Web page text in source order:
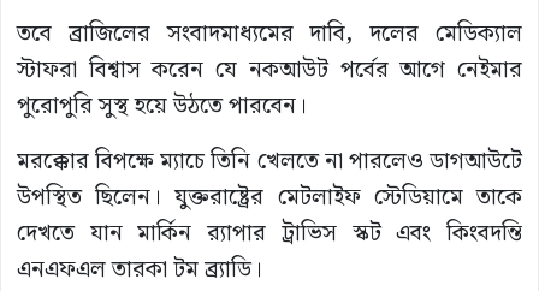
তবে ব্রাজিলের সংবাদমাধ্যমের দাবি, দলের মেডিক্যাল
স্টাফরা বিশ্বাস করেন যে নকআউট পর্বের আগে নেইমার
পুরোপুরি সুস্থ হয়ে উঠতে পারবেন।
মরক্কোর বিপক্ষে ম্যাচে তিনি খেলতে না পারলেও ডাগআউটে
উপস্থিত ছিলেন। যুক্তরাষ্ট্রের মেটলাইফ স্টেডিয়ামে তাকে
দেখতে যান মার্কিন র‌্যাপার ট্রাভিস স্কট এবং কিংবদন্তি
এনএফএল তারকা টম ব্র্যাডি।